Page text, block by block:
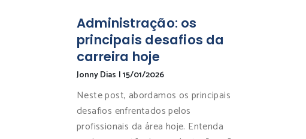
Administração: os
principais desafios da
carreira hoje
Jonny Dias |15/01/2026
Neste post, abordamos os principais
desafios enfrentados pelos
profissionais da área hoje. Entenda